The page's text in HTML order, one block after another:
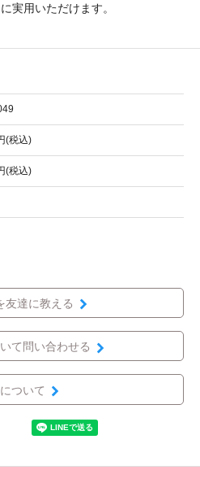
実用いただけます。
(税込)
(税込)
友達に教える
て問い合わせる
ついて